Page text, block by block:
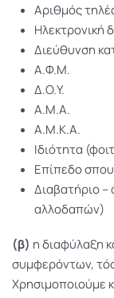
Αριθμός
Ηλεκτρονική
Διεύθυνση
Α.Φ.Μ.
Δ.Ο.Υ.
Α.Μ.Α.
Α.Μ.Κ.Α.
Ιδιότητα
Επίπεδο
Διαβατήριο
αλλοδαπών)
(β) η διαφύλαξη
συμφερόντων,
Χρησιμοποιούμε